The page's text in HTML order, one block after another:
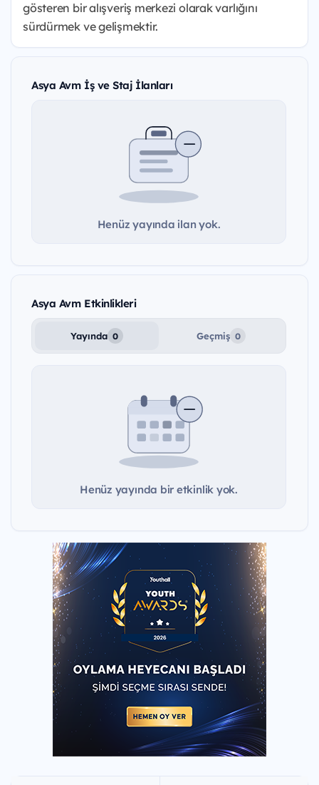
gösteren bir alışveriş merkezi olarak varlığını
sürdürmek ve gelişmektir.
Asya Avm İş ve Staj İlanları
Henüz yayında ilan yok.
Asya Avm Etkinlikleri
Yayında 0 Geçmiş 0
Henüz yayında bir etkinlik yok.